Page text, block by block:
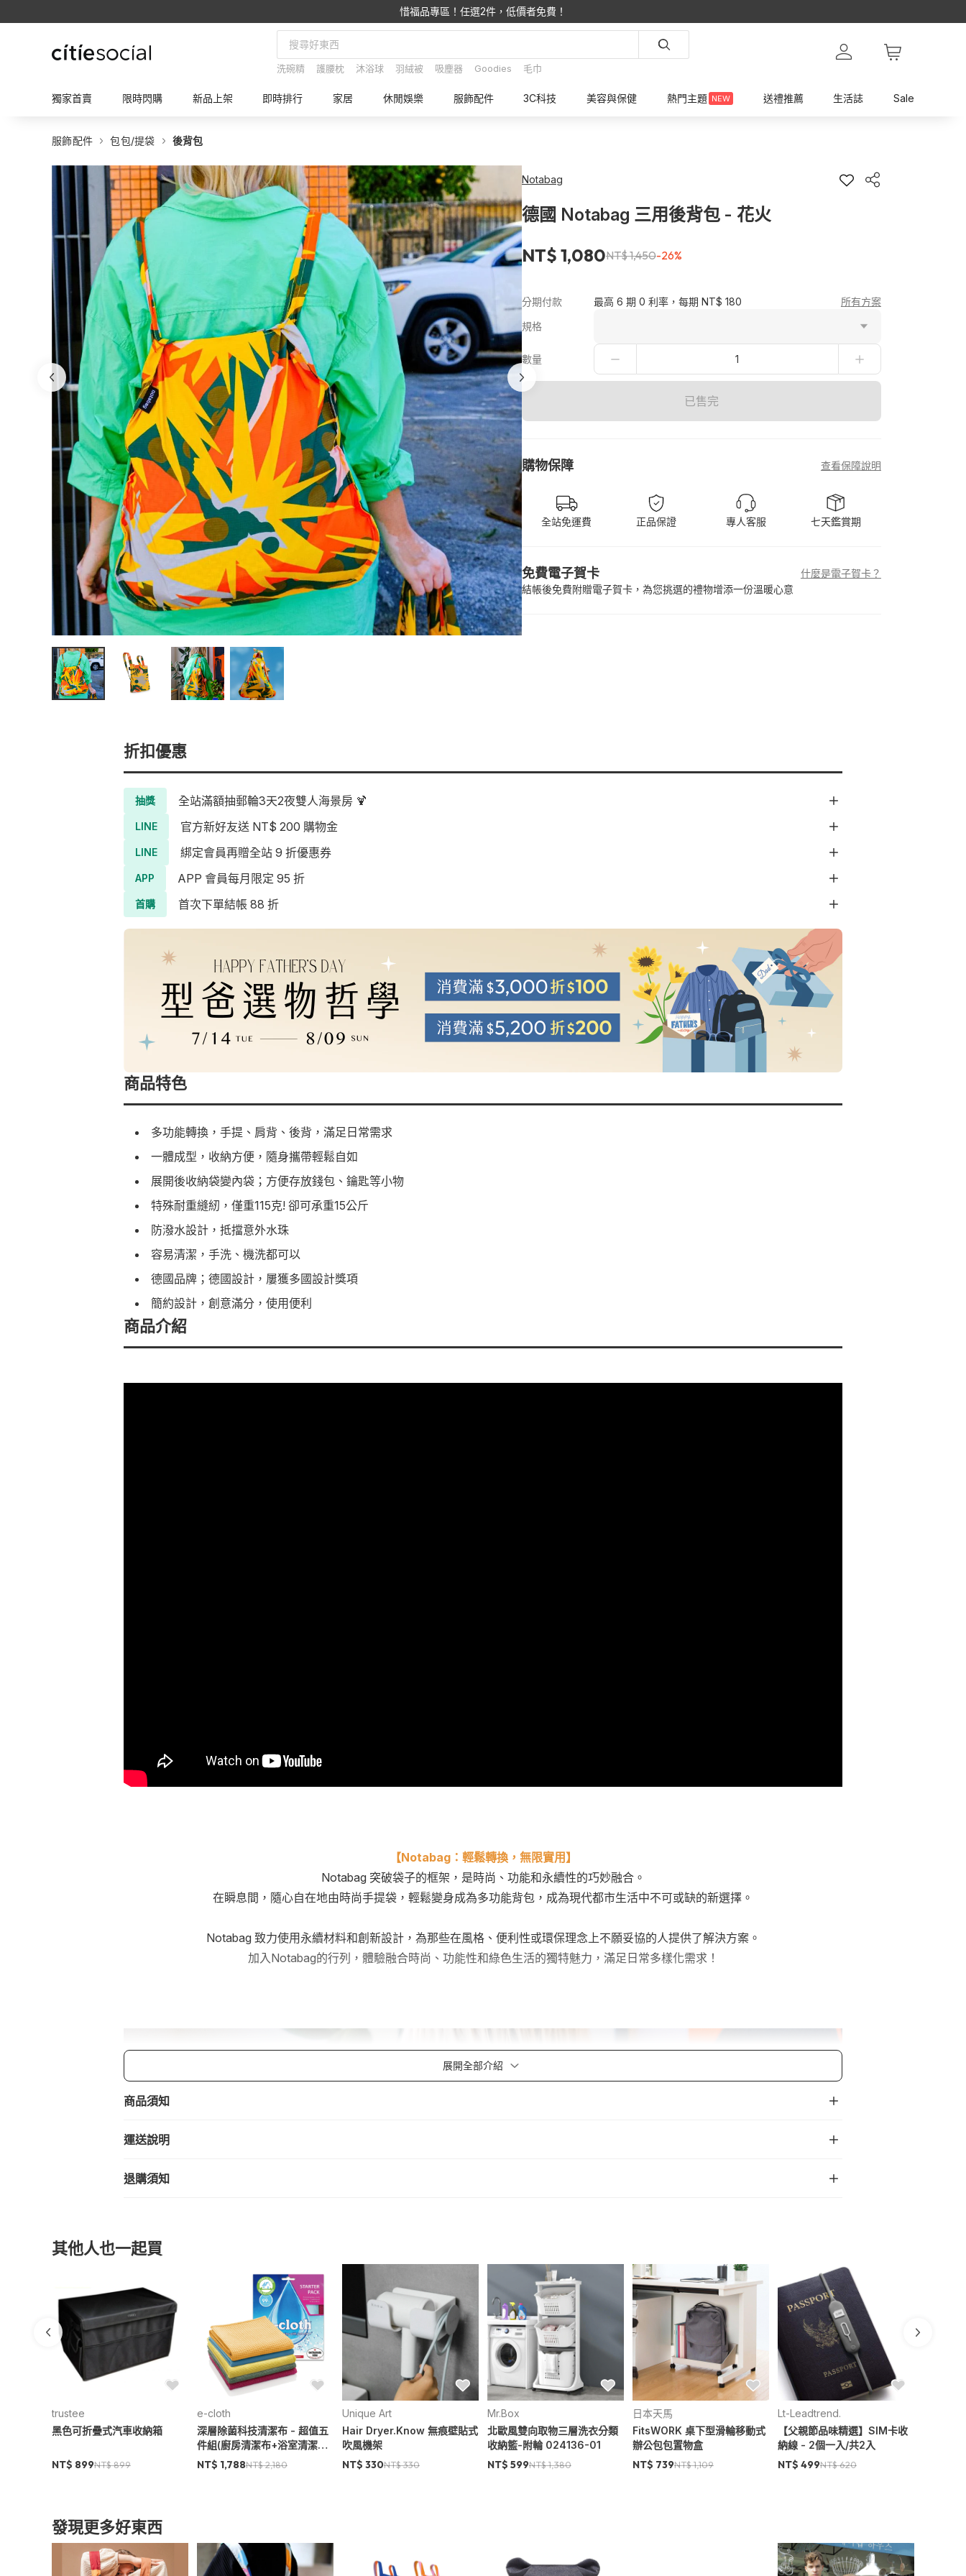
惜福品專區！任選2件，低價者免費！
洗碗精 護腰枕 沐浴球 羽絨被 吸塵器 Goodies 毛巾
獨家首賣 限時閃購 新品上架 即時排行 家居 休閒娛樂 服飾配件 3C科技 美容與保健 熱門主題 NEW 送禮推薦 生活誌 Sale
服飾配件 包包/提袋 後背包
Notabag
德國 Notabag 三用後背包 - 花火
NT$ 1,080NT$ 1,450-26%
分期付款 最高 6 期 0 利率，每期 NT$ 180
所有方案
規格
數量 1
已售完
購物保障 查看保障說明
全站免運費 正品保證 專人客服 七天鑑賞期
免費電子賀卡
什麼是電子賀卡？
結帳後免費附贈電子賀卡，為您挑選的禮物增添一份溫暖心意
折扣優惠
抽獎 全站滿額抽郵輪3天2夜雙人海景房 🍹
LINE 官方新好友送 NT$ 200 購物金
LINE 綁定會員再贈全站 9 折優惠券
APP APP 會員每月限定 95 折
首購 首次下單結帳 88 折
商品特色
多功能轉換，手提、肩背、後背，滿足日常需求
一體成型，收納方便，隨身攜帶輕鬆自如
展開後收納袋變內袋；方便存放錢包、鑰匙等小物
特殊耐重縫紉，僅重115克! 卻可承重15公斤
防潑水設計，抵擋意外水珠
容易清潔，手洗、機洗都可以
德國品牌；德國設計，屢獲多國設計獎項
簡約設計，創意滿分，使用便利
商品介紹
展開全部介紹
【Notabag：輕鬆轉換，無限實用】
Notabag 突破袋子的框架，是時尚、功能和永續性的巧妙融合。
在瞬息間，隨心自在地由時尚手提袋，輕鬆變身成為多功能背包，成為現代都市生活中不可或缺的新選擇。
Notabag 致力使用永續材料和創新設計，為那些在風格、便利性或環保理念上不願妥協的人提供了解決方案。
加入Notabag的行列，體驗融合時尚、功能性和綠色生活的獨特魅力，滿足日常多樣化需求！
商品須知
運送說明
退購須知
其他人也一起買
trustee
黑色可折疊式汽車收納箱
NT$ 899NT$ 899
e-cloth
深層除菌科技清潔布 - 超值五
件組(廚房清潔布+浴室清潔布
+萬用清潔布+窗戶清潔布+玻
璃拋光布)
NT$ 1,788NT$ 2,180
Unique Art
Hair Dryer.Know 無痕壁貼式
吹風機架
NT$ 330NT$ 330
Mr.Box
北歐風雙向取物三層洗衣分類
收納籃-附輪 024136-01
NT$ 599NT$ 1,380
日本天馬
FitsWORK 桌下型滑輪移動式
辦公包包置物盒
NT$ 739NT$ 1,109
Lt-Leadtrend.
【父親節品味精選】SIM卡收
納線 - 2個一入/共2入
NT$ 499NT$ 620
發現更多好東西